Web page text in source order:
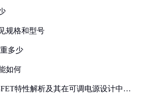
规格和型号
多少
如何
特性解析及其在可调电源设计中的